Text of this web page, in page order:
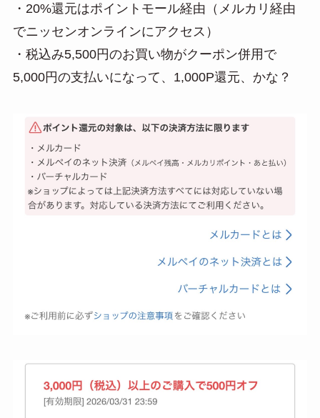
・20%還元はポイントモール経由（メルカリ経由
でニッセンオンラインにアクセス）
・税込み5,500円のお買い物がクーポン併用で
5,000円の支払いになって、1,000P還元、かな？